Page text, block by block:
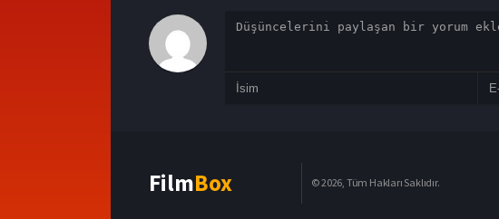
FilmBox © 2026, Tüm Hakları Saklıdır.